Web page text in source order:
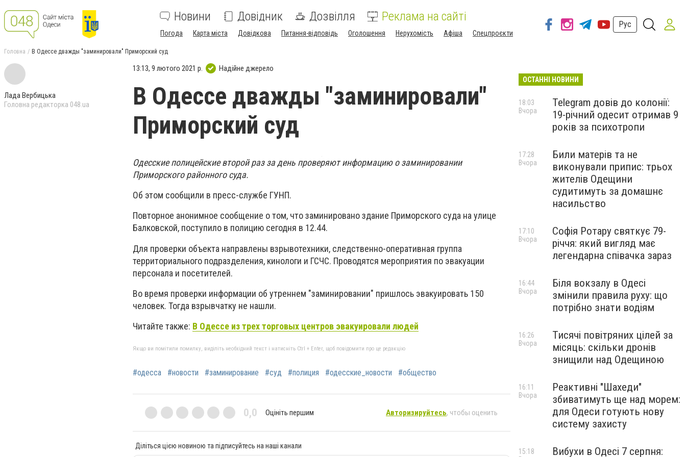
Новини Довідник Дозвілля Реклама на сайті
Погода Карта міста Довідкова Питання-відповідь Оголошення Нерухомість Афіша Спецпроєкти
Рус
Головна В Одессе дважды "заминировали" Приморский суд
Лада Вербицька
Головна редакторка 048.ua
13:13, 9 лютого 2021 р. Надійне джерело
В Одессе дважды "заминировали"
Приморский суд
Одесские полицейские второй раз за день проверяют информацию о заминировании
Приморского районного суда.
Об этом сообщили в пресс-службе ГУНП.
Повторное анонимное сообщение о том, что заминировано здание Приморского суда на улице
Балковской, поступило в полицию сегодня в 12.44.
Для проверки объекта направлены взрывотехники, следственно-оперативная группа
территориального подразделения, кинологи и ГСЧС. Проводятся мероприятия по эвакуации
персонала и посетителей.
Во время проверки информации об утреннем "заминировании" пришлось эвакуировать 150
человек. Тогда взрывчатку не нашли.
Читайте также: В Одессе из трех торговых центров эвакуировали людей
Якщо ви помітили помилку, виділіть необхідний текст і натисніть Ctrl + Enter, щоб повідомити про це редакцію
#одесса #новости #заминирование #суд #полиция #одесские_новости #общество
0,0 Оцініть першим Авторизируйтесь, чтобы оценить
Діліться цією новиною та підписуйтесь на наші канали
ОСТАННІ НОВИНИ
Telegram довів до колонії:
19-річний одесит отримав 9
років за психотропи
18:03
Вчора
Били матерів та не
виконували припис: трьох
жителів Одещини
судитимуть за домашнє
насильство
17:28
Вчора
Софія Ротару святкує 79-
річчя: який вигляд має
легендарна співачка зараз
17:10
Вчора
Біля вокзалу в Одесі
змінили правила руху: що
потрібно знати водіям
16:44
Вчора
Тисячі повітряних цілей за
місяць: скільки дронів
знищили над Одещиною
16:26
Вчора
Реактивні "Шахеди"
збиватимуть ще над морем:
для Одеси готують нову
систему захисту
16:11
Вчора
Вибухи в Одесі 7 серпня:
15:18